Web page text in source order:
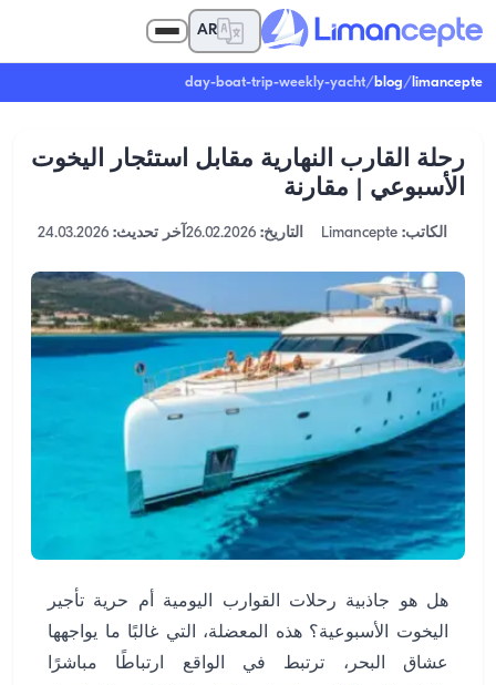
AR
limancepte
/
blog
/
day-boat-trip-weekly-yacht
رحلة القارب النهارية مقابل استئجار اليخوت
الأسبوعي | مقارنة
الكاتب: التاريخ: 26.02.2026آخر تحديث: 24.03.2026
هل هو جاذبية رحلات القوارب اليومية أم حرية تأجير
اليخوت الأسبوعية؟ هذه المعضلة، التي غالبًا ما يواجهها
عشاق البحر، ترتبط في الواقع ارتباطًا مباشرًا